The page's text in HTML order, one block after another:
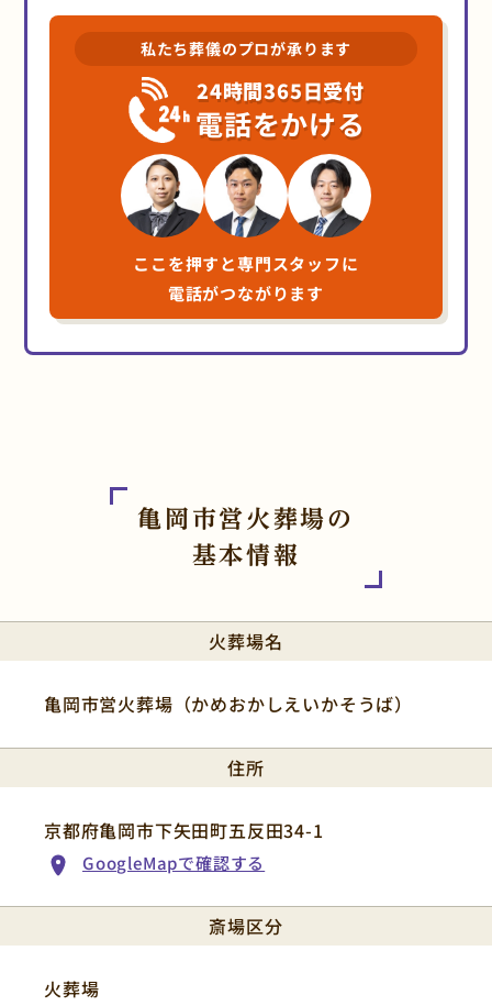
私たち葬儀のプロが承ります
24時間365日受付
電話をかける
ここを押すと専門スタッフに
電話がつながります
亀岡市営火葬場の
基本情報
火葬場名
亀岡市営火葬場（かめおかしえいかそうば）
住所
京都府亀岡市下矢田町五反田34-1
GoogleMapで確認する
斎場区分
火葬場